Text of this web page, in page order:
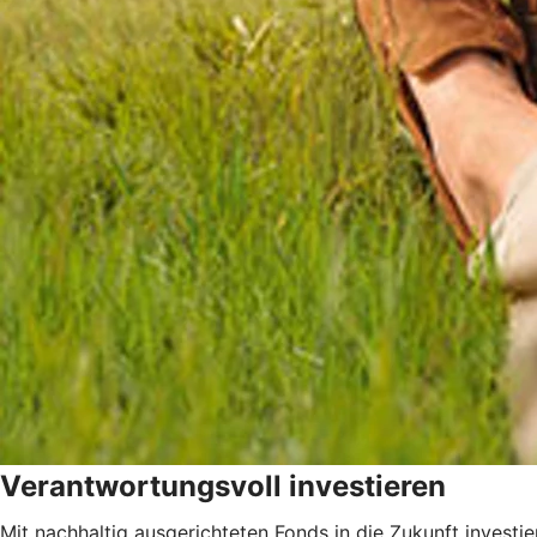
Verantwortungsvoll investieren
Mit nachhaltig ausgerichteten Fonds in die Zukunft